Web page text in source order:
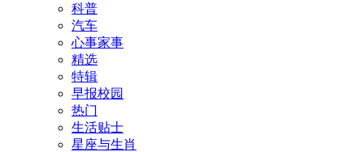
科普
汽车
心事家事
精选
特辑
早报校园
热门
生活贴士
星座与生肖